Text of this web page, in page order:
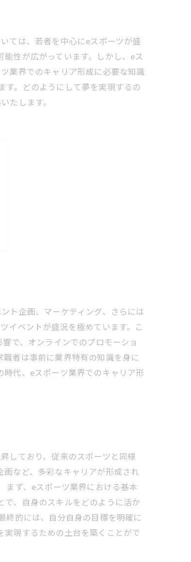
ては、若者を中心にeスポーツが盛
性が広がっています。しかし、eス
業界でのキャリア形成に必要な知識
。どのようにして夢を実現するの
たします。
ト企画、マーケティング、さらには
イベントが盛況を極めています。こ
で、オンラインでのプロモーショ
者は事前に業界特有の知識を身に
代、eスポーツ業界でのキャリア形
しており、従来のスポーツと同様
など、多彩なキャリアが形成され
まず、eスポーツ業界における基本
、自身のスキルをどのように活か
終的には、自分自身の目標を明確に
現するための土台を築くことがで